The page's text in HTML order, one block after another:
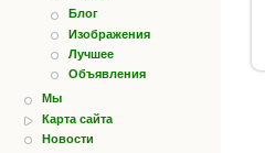
Блог
Изображения
Лучшее
Объявления
Мы
Карта сайта
Новости